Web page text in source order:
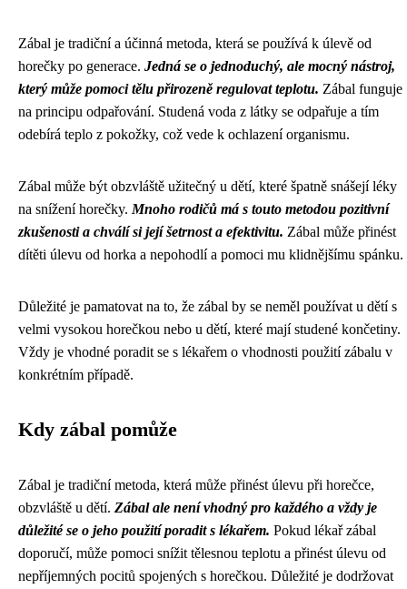
Zábal je tradiční a účinná metoda, která se používá k úlevě od
horečky po generace. Jedná se o jednoduchý, ale mocný nástroj,
který může pomoci tělu přirozeně regulovat teplotu. Zábal funguje
na principu odpařování. Studená voda z látky se odpařuje a tím
odebírá teplo z pokožky, což vede k ochlazení organismu.
Zábal může být obzvláště užitečný u dětí, které špatně snášejí léky
na snížení horečky. Mnoho rodičů má s touto metodou pozitivní
zkušenosti a chválí si její šetrnost a efektivitu. Zábal může přinést
dítěti úlevu od horka a nepohodlí a pomoci mu klidnějšímu spánku.
Důležité je pamatovat na to, že zábal by se neměl používat u dětí s
velmi vysokou horečkou nebo u dětí, které mají studené končetiny.
Vždy je vhodné poradit se s lékařem o vhodnosti použití zábalu v
konkrétním případě.
Kdy zábal pomůže
Zábal je tradiční metoda, která může přinést úlevu při horečce,
obzvláště u dětí. Zábal ale není vhodný pro každého a vždy je
důležité se o jeho použití poradit s lékařem. Pokud lékař zábal
doporučí, může pomoci snížit tělesnou teplotu a přinést úlevu od
nepříjemných pocitů spojených s horečkou. Důležité je dodržovat